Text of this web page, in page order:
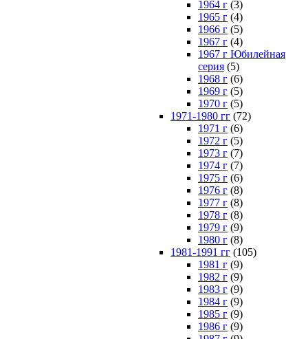
1964 г (3)
1965 г (4)
1966 г (5)
1967 г (4)
1967 г Юбилейная
серия (5)
1968 г (6)
1969 г (5)
1970 г (5)
1971-1980 гг (72)
1971 г (6)
1972 г (5)
1973 г (7)
1974 г (7)
1975 г (6)
1976 г (8)
1977 г (8)
1978 г (8)
1979 г (9)
1980 г (8)
1981-1991 гг (105)
1981 г (9)
1982 г (9)
1983 г (9)
1984 г (9)
1985 г (9)
1986 г (9)